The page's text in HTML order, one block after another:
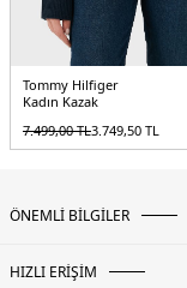
Tommy Hilfiger
Kadın Kazak
7.499,00TL3.749,50 TL
ÖNEMLİ BİLGİLER
HIZLI ERİŞİM